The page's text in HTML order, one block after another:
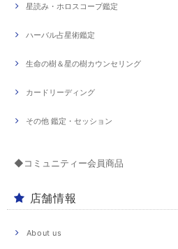
星読み・ホロスコープ鑑定
ハーバル占星術鑑定
生命の樹＆星の樹カウンセリング
カードリーディング
その他 鑑定・セッション
◆コミュニティー会員商品
店舗情報
About us